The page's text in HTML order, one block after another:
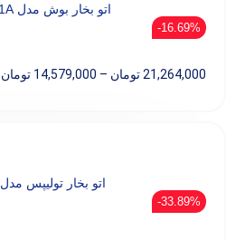
اتو بخار بوش مدل TDA703021A
16.69%-
21,264,000تومان –
14,579,000 تومان
اتو بخار تولیپس مدل SI-A370C
33.89%-